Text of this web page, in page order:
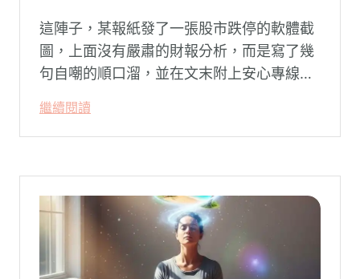
這陣子，某報紙發了一張股市跌停的軟體截
圖，上面沒有嚴肅的財報分析，而是寫了幾
句自嘲的順口溜，並在文末附上安心專線與
被廣泛轉載。對許多投資人而言，螢幕上下
跌的數字背後，實質連結的是個人的財務壓
繼續閱讀